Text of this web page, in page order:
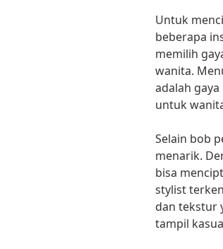
Untuk
beberapa
memilih
wanita.
adalah
untuk
Selain bob
menarik.
bisa
stylist
dan tekstur
tampil